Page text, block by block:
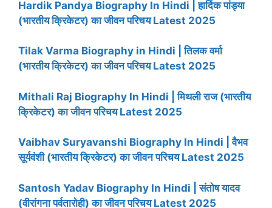
Hardik Pandya Biography In Hindi | हार्दिक पांड्या
(भारतीय क्रिकेटर) का जीवन परिचय Latest 2025
Tilak Varma Biography in Hindi | तिलक वर्मा
(भारतीय क्रिकेटर) का जीवन परिचय Latest 2025
Mithali Raj Biography In Hindi | मिथली राज (भारतीय
क्रिकेटर) का जीवन परिचय Latest 2025
Vaibhav Suryavanshi Biography In Hindi | वैभव
सूर्यवंशी (भारतीय क्रिकेटर) का जीवन परिचय Latest 2025
Santosh Yadav Biography In Hindi | संतोष यादव
(वीरांगना पर्वतारोही) का जीवन परिचय Latest 2025